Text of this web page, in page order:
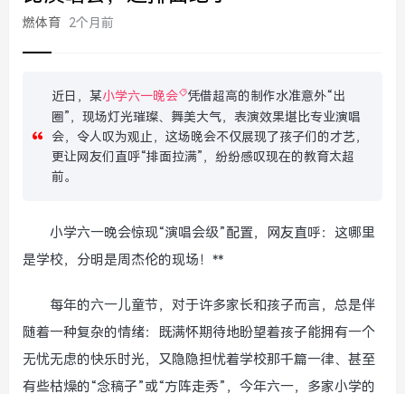
燃体育 2个月前
近日，某小学六一晚会
凭借超高的制作水准意外“出
圈”，现场灯光璀璨、舞美大气，表演效果堪比专业演唱
会，令人叹为观止，这场晚会不仅展现了孩子们的才艺，
更让网友们直呼“排面拉满”，纷纷感叹现在的教育太超
前。
小学六一晚会惊现“演唱会级”配置，网友直呼：这哪里
是学校，分明是周杰伦的现场！**
每年的六一儿童节，对于许多家长和孩子而言，总是伴
随着一种复杂的情绪：既满怀期待地盼望着孩子能拥有一个
无忧无虑的快乐时光，又隐隐担忧着学校那千篇一律、甚至
有些枯燥的“念稿子”或“方阵走秀”，今年六一，多家小学的